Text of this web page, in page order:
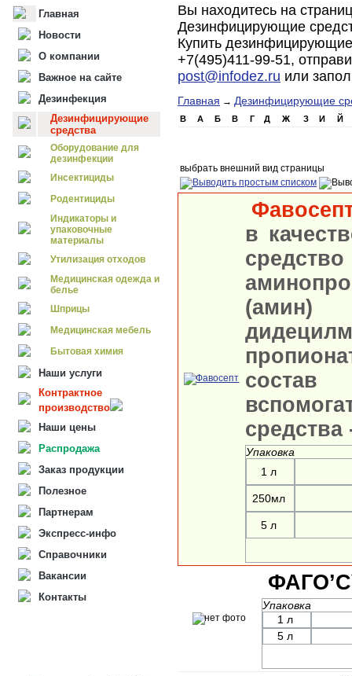
Главная
Новости
О компании
Важное на сайте
Дезинфекция
Дезинфицирующие
средства
Оборудование для
дезинфекции
Инсектициды
Родентициды
Индикаторы и
упаковочные
материалы
Утилизация отходов
Медицинская одежда и
белье
Шприцы
Медицинская мебель
Бытовая химия
Наши услуги
Контрактное
производство
Наши цены
Распродажа
Заказ продукции
Полезное
Партнерам
Экспресс-инфо
Справочники
Вакансии
Контакты
Вы находитесь на
Дезинфицирующие
Купить
+7(495)411-99-51,
post@infodez.ru или
Главная → Дезинфицирующие
B А Б В Г Д Ж З И Й
выбрать внешний вид страницы
в
средства
Упаковка
1 л
250мл
5 л
Упаковка
1 л
5 л